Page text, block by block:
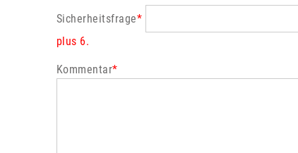
Sicherheitsfrage*
plus 6.
Kommentar*